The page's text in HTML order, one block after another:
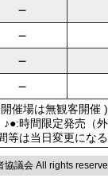
－
－
－
－
催場は無観客
時間限定発売
等は当日変更にな
協議会 All rights